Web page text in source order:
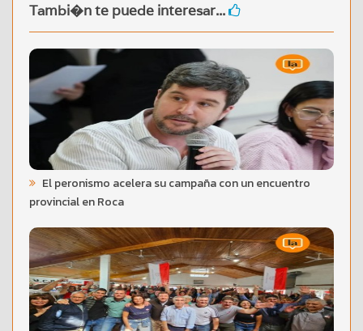
Tambi�n te puede interesar...
El peronismo acelera su campaña con un encuentro
provincial en Roca